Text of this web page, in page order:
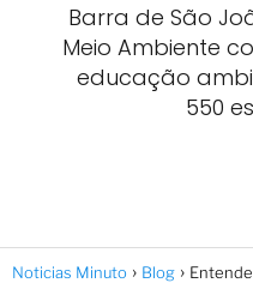
Barra de São
Meio Ambiente
educação
550
Noticias Minuto Blog